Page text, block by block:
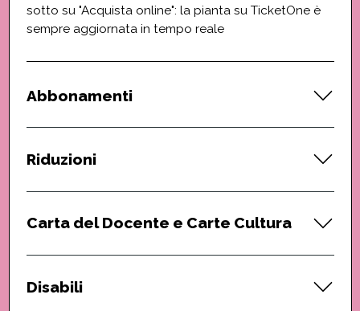
sotto su "Acquista online": la pianta su TicketOne è
sempre aggiornata in tempo reale
Abbonamenti
Riduzioni
Carta del Docente e Carte Cultura
Disabili